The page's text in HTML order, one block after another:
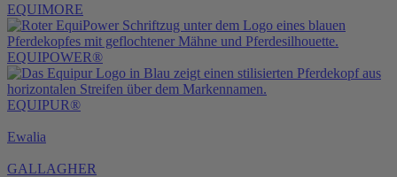
EQUIMORE
EQUIPOWER®
EQUIPUR®
Ewalia
GALLAGHER